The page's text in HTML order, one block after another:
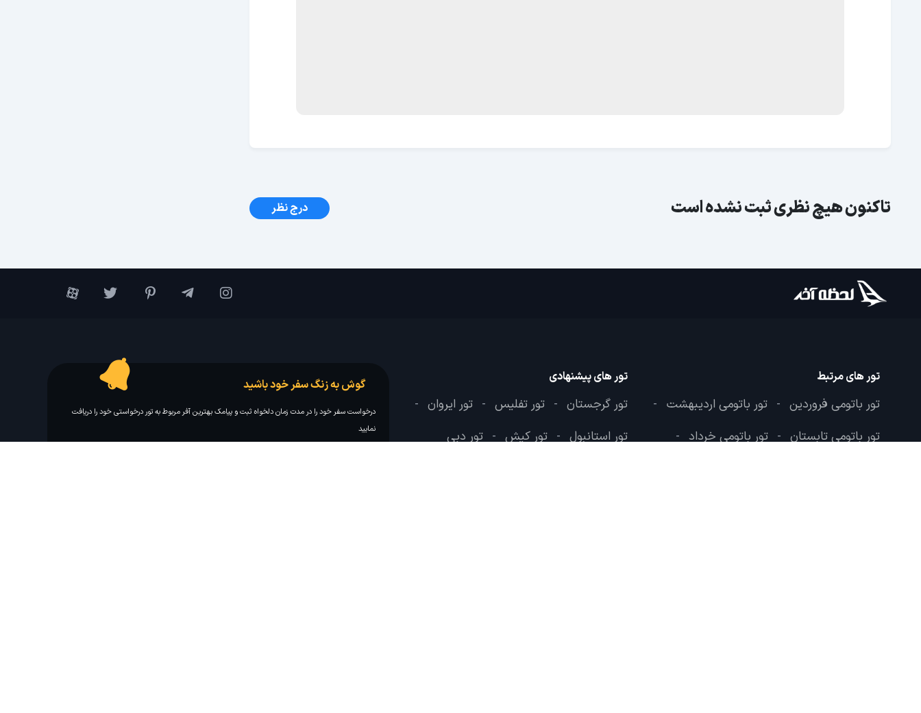
تاکنون هیچ نظری ثبت نشده است درج نظر
تور های مرتبط
تور باتومی فروردین - تور باتومی اردیبهشت -
تور باتومی تابستان - تور باتومی خرداد -
تور های پیشنهادی
تور گرجستان - تور تفلیس - تور ایروان -
تور استانبول - تور کیش - تور دبی
گوش به زنگ سفر خود باشید
درخواست سفر خود را در مدت زمان دلخواه ثبت و پیامک بهترین آفر مربوط به تور درخواستی خود را دریافت
نمایید